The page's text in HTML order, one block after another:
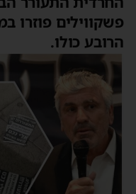
פשקווילים פוזרו
הרובע כולו.